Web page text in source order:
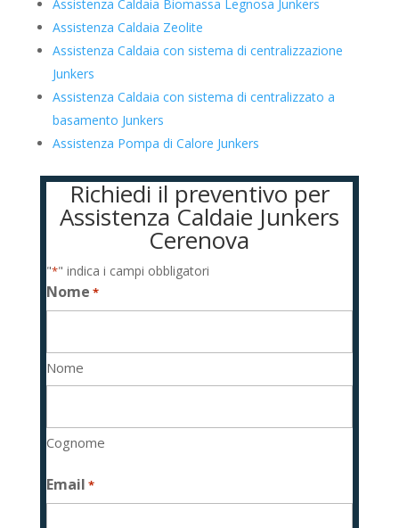
Assistenza Caldaia Biomassa Legnosa Junkers
Assistenza Caldaia Zeolite
Assistenza Caldaia con sistema di centralizzazione
Junkers
Assistenza Caldaia con sistema di centralizzato a
basamento Junkers
Assistenza Pompa di Calore Junkers
Richiedi il preventivo per
Assistenza Caldaie Junkers
Cerenova
"*" indica i campi obbligatori
Nome *
Nome
Cognome
Email *